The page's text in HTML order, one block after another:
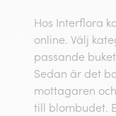
Hos Interflora
online. Välj
passande
Sedan är det
mottagaren
till blombudet.